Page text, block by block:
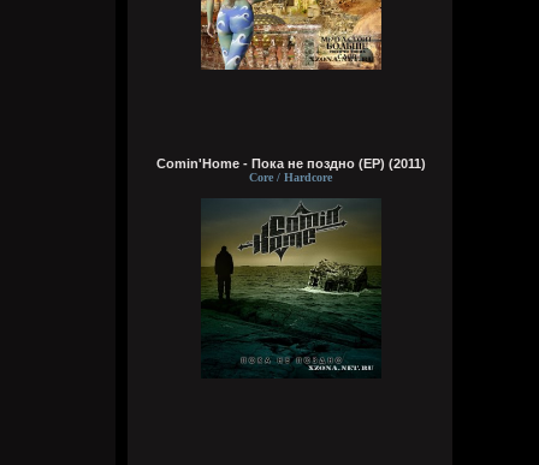
Вчера в 16:15:56
А вы знали что Кадышевой 67 лет?
Странно, в моем детстве я думал ей
Вчера в 16:15:29
Wirtuozik
Вчера в 16:15:10
А я вовсе не колдунья,
Я любила и люблю.
Comin'Home - Пока не поздно (EP) (2011)
Core / Hardcore